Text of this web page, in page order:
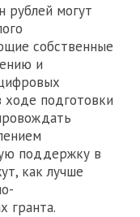
рублей могут
собственные
и
ходе подготовки
поддержку в
как лучше
гранта.